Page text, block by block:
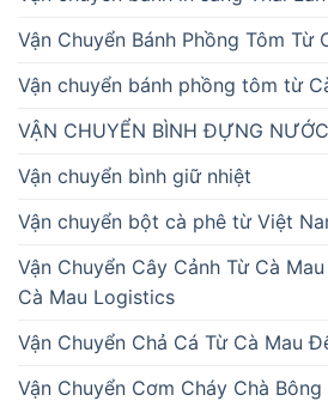
Vận Chuyển Bánh Phồng Tôm Từ
Vận chuyển bánh phồng tôm từ
VẬN CHUYỂN BÌNH ĐỰNG
Vận chuyển bình giữ nhiệt
Vận chuyển bột cà phê từ Việt
Vận Chuyển Cây Cảnh Từ Cà
Cà Mau Logistics
Vận Chuyển Chả Cá Từ Cà Mau
Vận Chuyển Cơm Cháy Chà